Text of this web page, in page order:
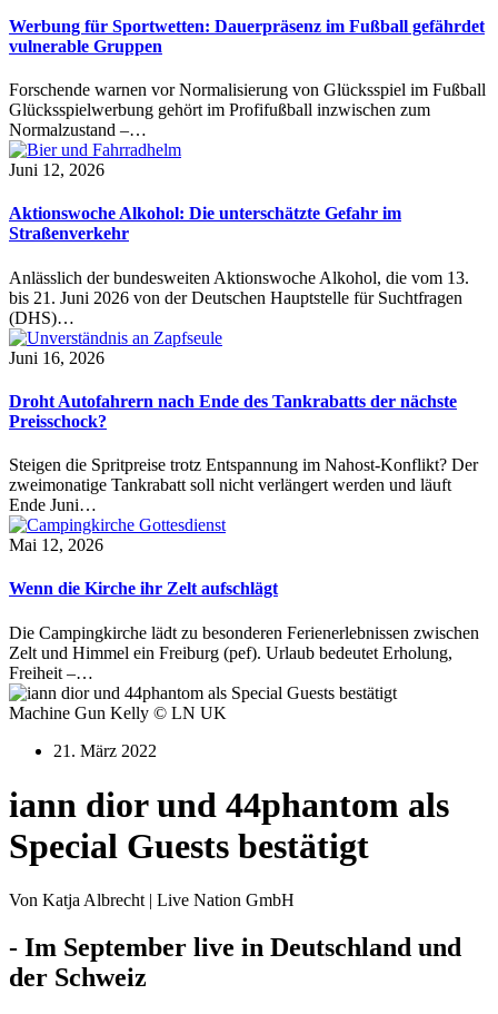
Werbung für Sportwetten: Dauerpräsenz im Fußball gefährdet
vulnerable Gruppen
Forschende warnen vor Normalisierung von Glücksspiel im Fußball
Glücksspielwerbung gehört im Profifußball inzwischen zum
Normalzustand –…
Juni 12, 2026
Aktionswoche Alkohol: Die unterschätzte Gefahr im
Straßenverkehr
Anlässlich der bundesweiten Aktionswoche Alkohol, die vom 13.
bis 21. Juni 2026 von der Deutschen Hauptstelle für Suchtfragen
(DHS)…
Juni 16, 2026
Droht Autofahrern nach Ende des Tankrabatts der nächste
Preisschock?
Steigen die Spritpreise trotz Entspannung im Nahost-Konflikt? Der
zweimonatige Tankrabatt soll nicht verlängert werden und läuft
Ende Juni…
Mai 12, 2026
Wenn die Kirche ihr Zelt aufschlägt
Die Campingkirche lädt zu besonderen Ferienerlebnissen zwischen
Zelt und Himmel ein Freiburg (pef). Urlaub bedeutet Erholung,
Freiheit –…
Machine Gun Kelly © LN UK
21. März 2022
iann dior und 44phantom als
Special Guests bestätigt
Von Katja Albrecht | Live Nation GmbH
- Im September live in Deutschland und
der Schweiz